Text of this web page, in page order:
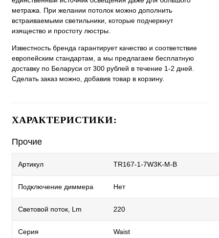
метража. При желании потолок можно дополнить
встраиваемыми светильники, которые подчеркнут
изящество и простоту люстры.
Известность бренда гарантирует качество и соответствие
европейским стандартам, а мы предлагаем бесплатную
доставку по Беларуси от 300 рублей в течение 1-2 дней.
Сделать заказ можно, добавив товар в корзину.
ХАРАКТЕРИСТИКИ:
Прочие
Артикул TR167-1-7W3K-M-B
Подключение диммера Нет
Световой поток, Lm 220
Серия Waist